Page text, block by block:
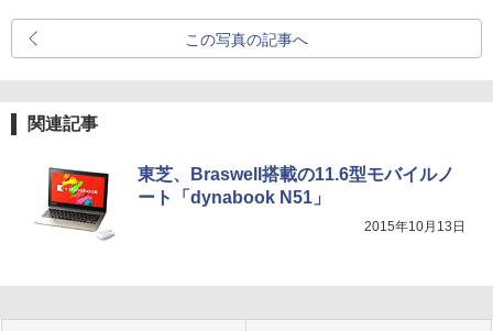
この写真の記事へ
関連記事
東芝、Braswell搭載の11.6型モバイルノ
ート「dynabook N51」
2015年10月13日